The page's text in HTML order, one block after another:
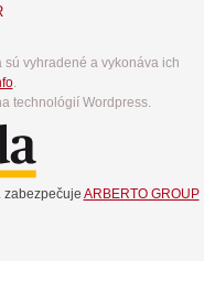
sú vyhradené a vykonáva ich
.
technológií Wordpress.
zabezpečuje ARBERTO GROUP